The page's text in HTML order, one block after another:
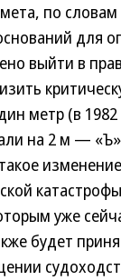
по
для
выйти в
метр (в 1982
на 2 м —
уже
будет